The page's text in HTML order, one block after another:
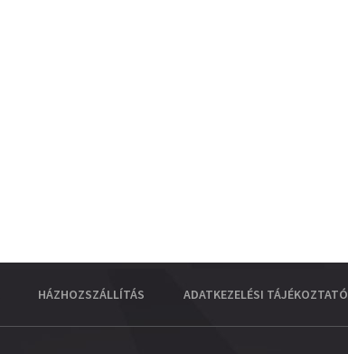
HÁZHOZSZÁLLÍTÁS ADATKEZELÉSI TÁJÉKOZTATÓ